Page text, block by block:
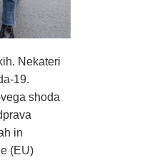
Nekateri
19.
shoda
in
(EU)